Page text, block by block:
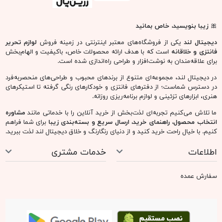
🎀زیبا بنویسید، خاص بمانید
دیجیتال لند یکی از فروشگاه‌های معتبر اینترنتی در زمینه فروش لوازم تحریر
فانتزی و خلاقانه است که با هدف ارائه محصولات خاص، باکیفیت و الهام‌بخش
برای علاقه‌مندان به نوشت‌افزار و طراحی راه‌اندازی شده است.
در دیجیتال لند، مجموعه‌ای متنوع از برندهای محبوب و طراحی‌های منحصربه‌فرد
در دسترس شماست؛ از دفترهای فانتزی و خودکارهای رنگی گرفته تا استیکرهای
هنری، ابزارهای تزئینی و لوازم برنامه‌ریزی روزانه.
ما تلاش می‌کنیم تجربه‌ای لذت‌بخش از خرید آنلاین را با خدماتی مانندمشاوره
انتخاب محصول، راهنمای خرید، ارسال سریع و بسته‌بندی زیبا برای شما فراهم
کنیم. با خیال راحت خرید کنید و از دنیای رنگارنگ و خلاق دیجیتال لند لذت ببرید.
اطلاعات خدمات مشتری
سفارش عمده